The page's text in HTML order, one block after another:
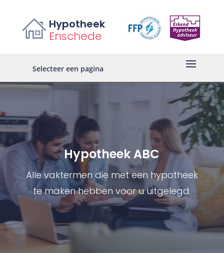
Hypotheek
Enschede
Selecteer een pagina
Hypotheek ABC
Alle vaktermen die met een hypotheek
te maken hebben voor u uitgelegd.